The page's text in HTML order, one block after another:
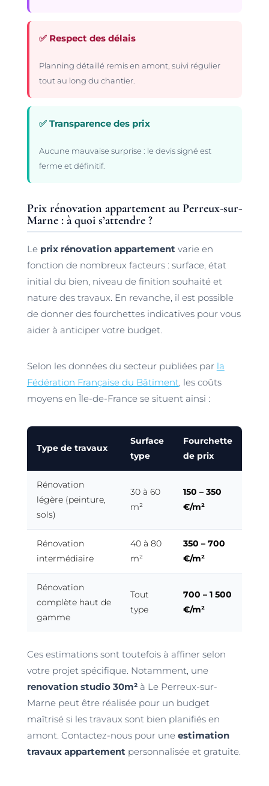
✅ Respect des délais
Planning détaillé remis en amont, suivi régulier
tout au long du chantier.
✅ Transparence des prix
Aucune mauvaise surprise : le devis signé est
ferme et définitif.
Prix rénovation appartement au Perreux-sur-
Marne : à quoi s’attendre ?
Le prix rénovation appartementvarie en
fonction de nombreux facteurs : surface, état
initial du bien, niveau de finition souhaité et
nature des travaux. En revanche, il est possible
de donner des fourchettes indicatives pour vous
aider à anticiper votre budget.
Selon les données du secteur publiées par la
Fédération Française du Bâtiment, les coûts
moyens en Île-de-France se situent ainsi :
Type de travaux
Surface
type
Fourchette
de prix
Rénovation
légère (peinture,
sols)
30 à 60
m²
150 – 350
€/m²
Rénovation
intermédiaire
40 à 80
m²
350 – 700
€/m²
Rénovation
complète haut de
gamme
Tout
type
700 – 1 500
€/m²
Ces estimations sont toutefois à affiner selon
votre projet spécifique. Notamment, une
renovation studio 30m²à Le Perreux-sur-
Marne peut être réalisée pour un budget
maîtrisé si les travaux sont bien planifiés en
amont. Contactez-nous pour une estimation
travaux appartementpersonnalisée et gratuite.